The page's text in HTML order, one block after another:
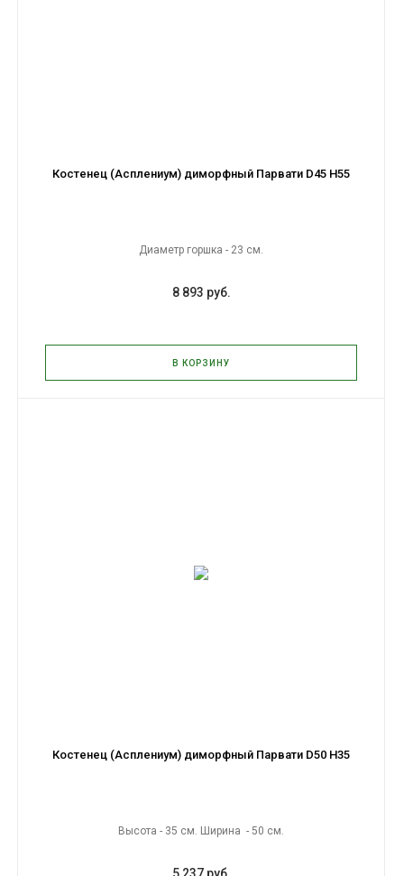
Костенец (Асплениум) диморфный Парвати D45 H55
Диаметр горшка - 23 см.
8 893 руб.
В КОРЗИНУ
Костенец (Асплениум) диморфный Парвати D50 H35
Высота - 35 см. Ширина - 50 см.